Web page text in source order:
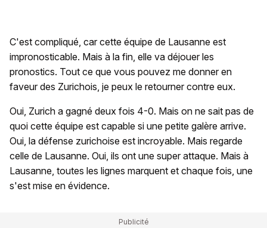
C'est compliqué, car cette équipe de Lausanne est
impronosticable. Mais à la fin, elle va déjouer les
pronostics. Tout ce que vous pouvez me donner en
faveur des Zurichois, je peux le retourner contre eux.
Oui, Zurich a gagné deux fois 4-0. Mais on ne sait pas de
quoi cette équipe est capable si une petite galère arrive.
Oui, la défense zurichoise est incroyable. Mais regarde
celle de Lausanne. Oui, ils ont une super attaque. Mais à
Lausanne, toutes les lignes marquent et chaque fois, une
s'est mise en évidence.